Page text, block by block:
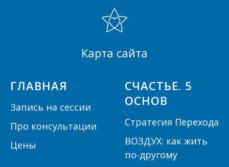
Карта сайта
ГЛАВНАЯ
Запись на сессии
Про консультации
Цены
СЧАСТЬЕ. 5
ОСНОВ
Стратегия Перехода
ВОЗДУХ: как жить
по-другому